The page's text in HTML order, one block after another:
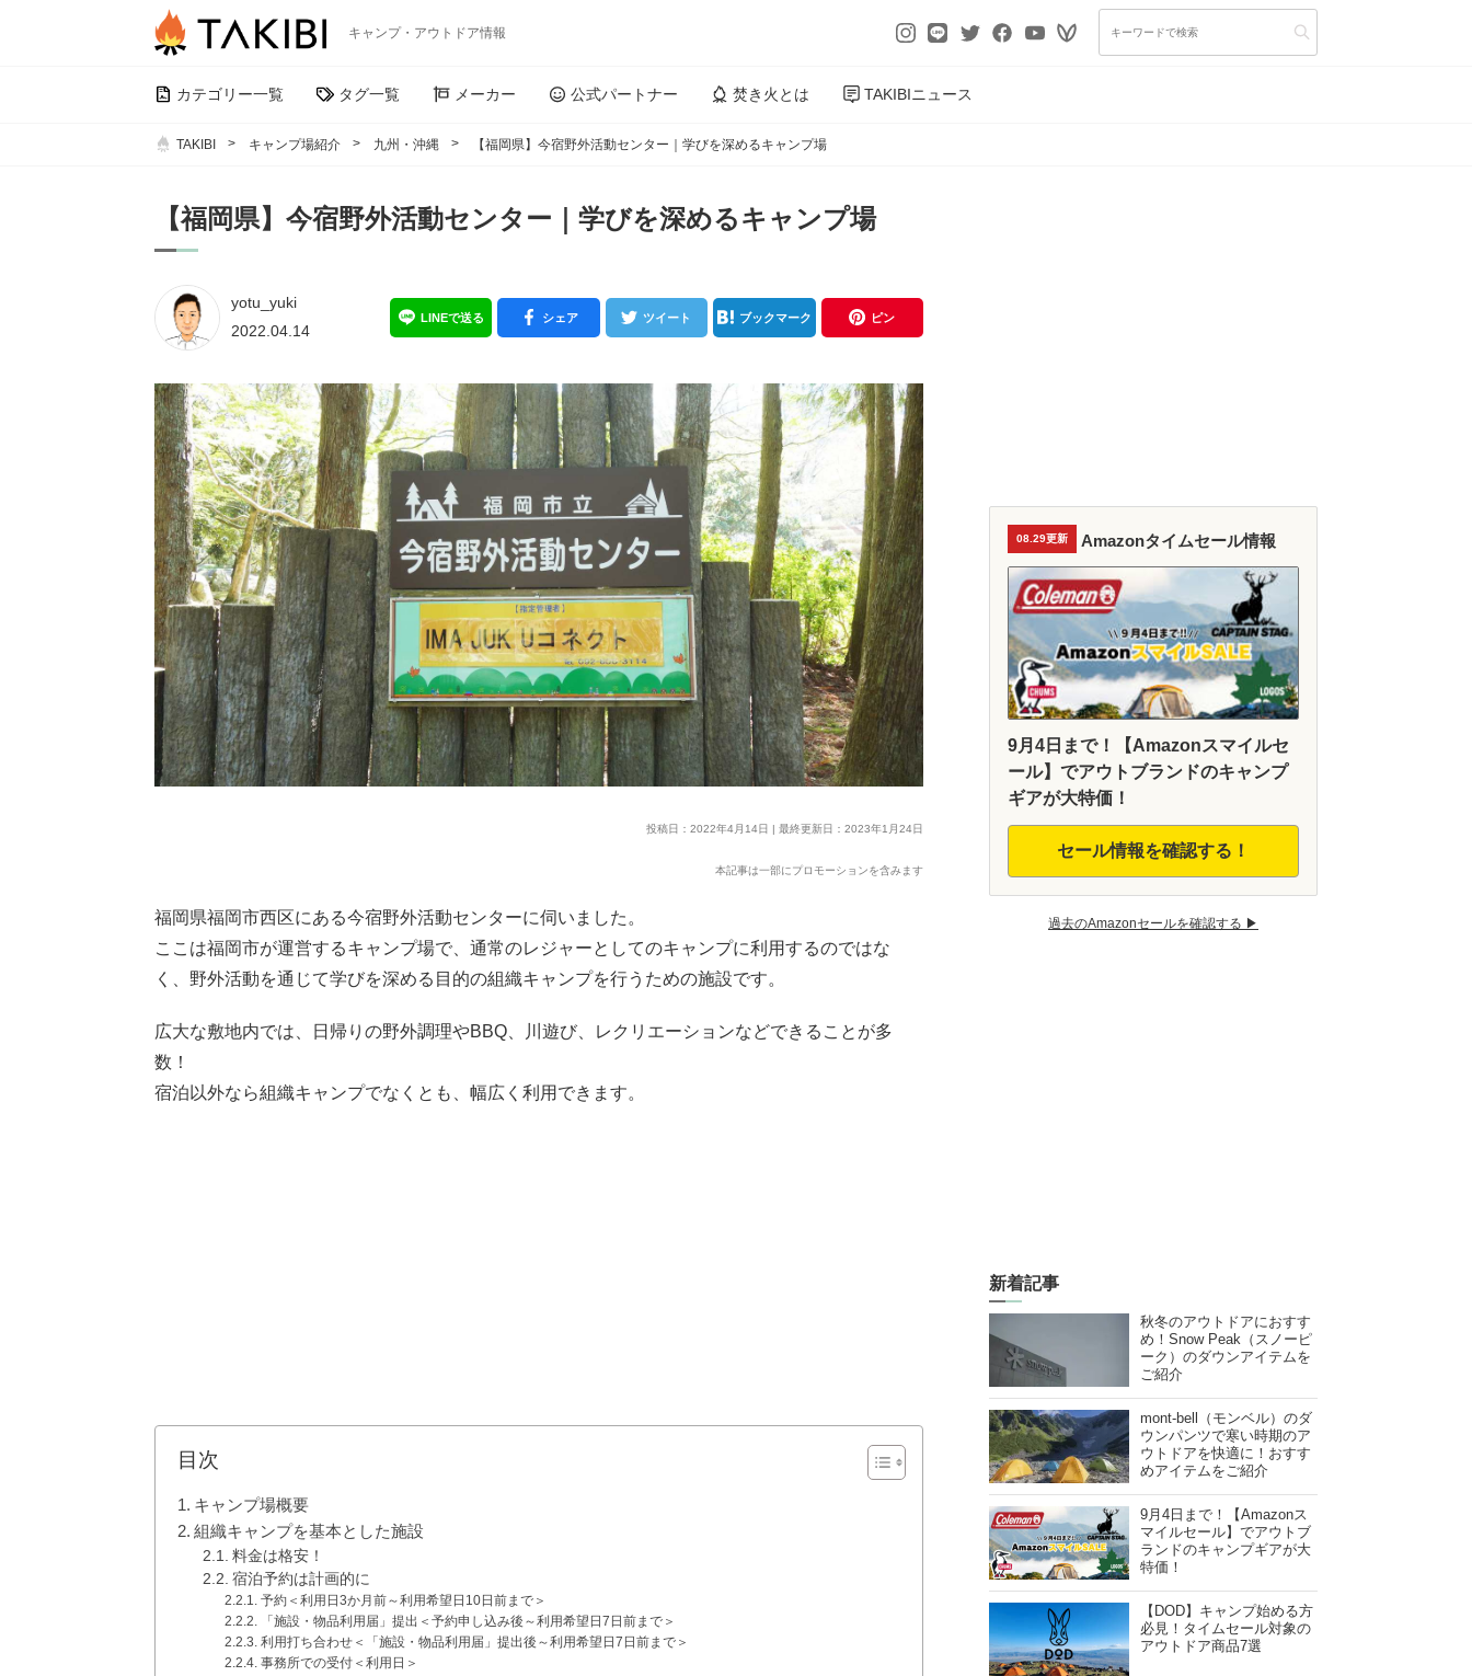
キャンプ・アウトドア情報
カテゴリー一覧 タグ一覧 メーカー 公式パートナー 焚き火とは TAKIBIニュース
TAKIBI キャンプ場紹介 九州・沖縄 【福岡県】今宿野外活動センター｜学びを深めるキャンプ場
【福岡県】今宿野外活動センター｜学びを深めるキャンプ場
yotu_yuki
2022.04.14
LINEで送る シェア ツイート ブックマーク ピン
投稿日：2022年4月14日 | 最終更新日：2023年1月24日
本記事は一部にプロモーションを含みます
福岡県福岡市西区にある今宿野外活動センターに伺いました。
ここは福岡市が運営するキャンプ場で、通常のレジャーとしてのキャンプに利用するのではな
く、野外活動を通じて学びを深める目的の組織キャンプを行うための施設です。
広大な敷地内では、日帰りの野外調理やBBQ、川遊び、レクリエーションなどできることが多
数！
宿泊以外なら組織キャンプでなくとも、幅広く利用できます。
目次
キャンプ場概要
組織キャンプを基本とした施設
料金は格安！
宿泊予約は計画的に
予約＜利用日3か月前～利用希望日10日前まで＞
「施設・物品利用届」提出＜予約申し込み後～利用希望日7日前まで＞
利用打ち合わせ＜「施設・物品利用届」提出後～利用希望日7日前まで＞
事務所での受付＜利用日＞
08.29更新 Amazonタイムセール情報
9月4日まで！【Amazonスマイルセ
ール】でアウトブランドのキャンプ
ギアが大特価！
セール情報を確認する！
過去のAmazonセールを確認する ▶︎
新着記事
秋冬のアウトドアにおすす
め！Snow Peak（スノーピ
ーク）のダウンアイテムを
ご紹介
mont-bell（モンベル）のダ
ウンパンツで寒い時期のア
ウトドアを快適に！おすす
めアイテムをご紹介
9月4日まで！【Amazonス
マイルセール】でアウトブ
ランドのキャンプギアが大
特価！
【DOD】キャンプ始める方
必見！タイムセール対象の
アウトドア商品7選